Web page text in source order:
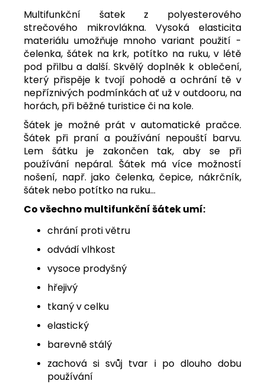
Multifunkční šatek z polyesterového
strečového mikrovlákna. Vysoká elasticita
materiálu umožňuje mnoho variant použití -
čelenka, šátek na krk, potítko na ruku, v létě
pod přilbu a další. Skvělý doplněk k oblečení,
který přispěje k tvojí pohodě a ochrání tě v
nepříznivých podmínkách ať už v outdooru, na
horách, při běžné turistice či na kole.
Šátek je možné prát v automatické pračce.
Šátek při praní a používání nepouští barvu.
Lem šátku je zakončen tak, aby se při
používání nepáral. Šátek má více možností
nošení, např. jako čelenka, čepice, nákrčník,
šátek nebo potítko na ruku...
Co všechno multifunkční šátek umí:
chrání proti větru
odvádí vlhkost
vysoce prodyšný
hřejivý
tkaný v celku
elastický
barevně stálý
zachová si svůj tvar i po dlouho dobu
používání
DÁMSKÉ
3/4
KALHOTY
MISSY
NBSLP4242B
ČERNÉ
699
Kč
Původně: